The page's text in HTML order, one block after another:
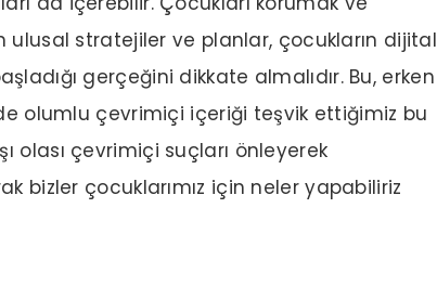
ulusal stratejiler ve planlar, çocukların dijital
gerçeğini dikkate almalıdır. Bu, erken
olumlu çevrimiçi içeriği teşvik ettiğimiz bu
olası çevrimiçi suçları önleyerek
bizler çocuklarımız için neler yapabiliriz